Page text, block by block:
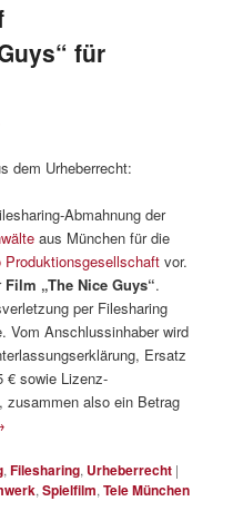
für
dem Urheberrecht:
Abmahnung der
aus München für die
Produktionsgesellschaft vor.
Film „The Nice Guys“.
per Filesharing
Vom Anschlussinhaber wird
Ersatz
€ sowie Lizenz-
zusammen also ein Betrag
,Filesharing, Urheberrecht |
,Spielfilm,Tele München